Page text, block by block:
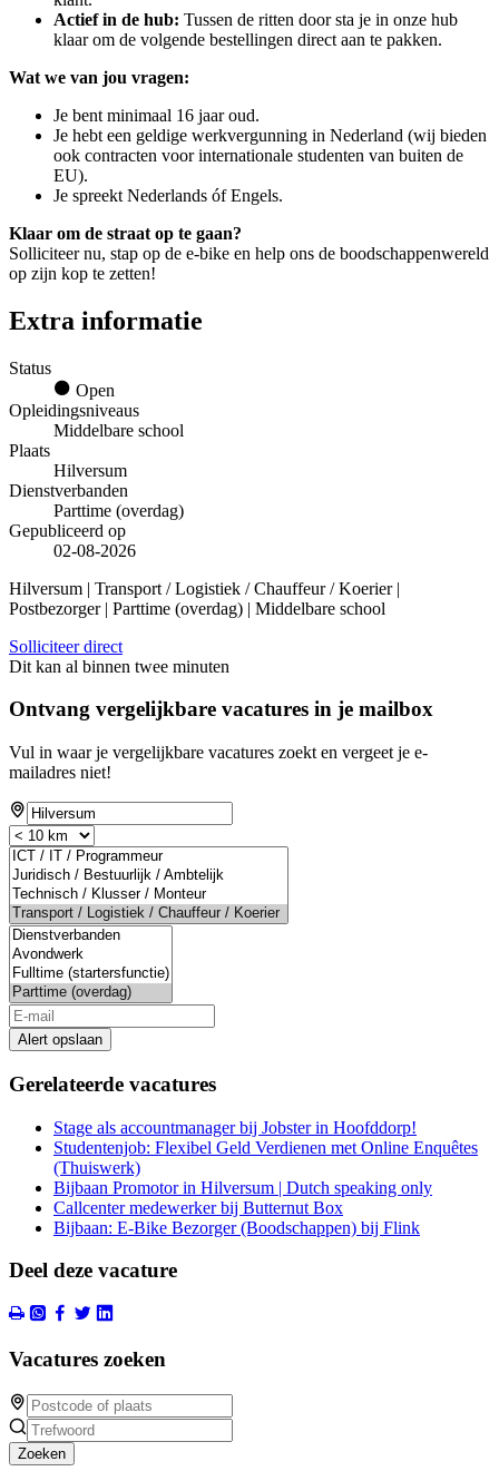
Actief in de hub: Tussen de ritten door sta je in onze hub
klaar om de volgende bestellingen direct aan te pakken.
Wat we van jou vragen:
Je bent minimaal 16 jaar oud.
Je hebt een geldige werkvergunning in Nederland (wij bieden
ook contracten voor internationale studenten van buiten de
EU).
Je spreekt Nederlands óf Engels.
Klaar om de straat op te gaan?
Solliciteer nu, stap op de e-bike en help ons de boodschappenwereld
op zijn kop te zetten!
Extra informatie
Status
Open
Opleidingsniveaus
Middelbare school
Plaats
Hilversum
Dienstverbanden
Parttime (overdag)
Gepubliceerd op
02-08-2026
Hilversum | Transport / Logistiek / Chauffeur / Koerier |
Postbezorger | Parttime (overdag) | Middelbare school
Solliciteer direct
Dit kan al binnen twee minuten
Ontvang vergelijkbare vacatures in je mailbox
Vul in waar je vergelijkbare vacatures zoekt en vergeet je e-
mailadres niet!
Alert opslaan
Gerelateerde vacatures
Stage als accountmanager bij Jobster in Hoofddorp!
Studentenjob: Flexibel Geld Verdienen met Online Enquêtes
(Thuiswerk)
Bijbaan Promotor in Hilversum | Dutch speaking only
Callcenter medewerker bij Butternut Box
Bijbaan: E-Bike Bezorger (Boodschappen) bij Flink
Deel deze vacature
Vacatures zoeken
Zoeken